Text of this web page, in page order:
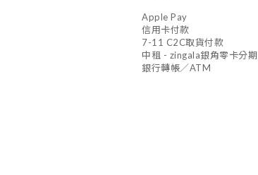
Apple Pay
信用卡付款
7-11 C2C取貨付款
中租 - zingala銀角零卡分期
銀行轉帳／ATM